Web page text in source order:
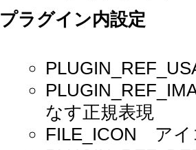
プラグイン内設定
なす正規表現
FILE_ICON アイ